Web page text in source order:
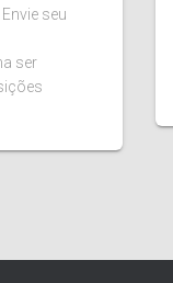
seu
ser